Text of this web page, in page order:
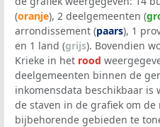
(oranje), 2 deelgemeenten (
arrondissement (paars), 1
en 1 land (grijs). Bovendien
Krieke in het rood
deelgemeenten binnen de
inkomensdata beschikbaar is
de staven in de grafiek om
bijbehorende gebieden te